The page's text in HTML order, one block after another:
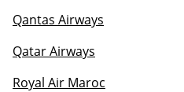
Qantas Airways
Qatar Airways
Royal Air Maroc